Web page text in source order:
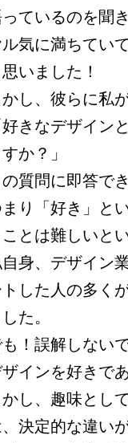
ているのを聞
ル気に満ちてい
思いました！
かし、彼らに私
好きなデザイン
すか？」
の質問に即答で
り「好き」と
ことは難しいと
身、デザイン
した人の多く
た。
！誤解しない
インを好きで
かし、趣味とし
決定的な違い